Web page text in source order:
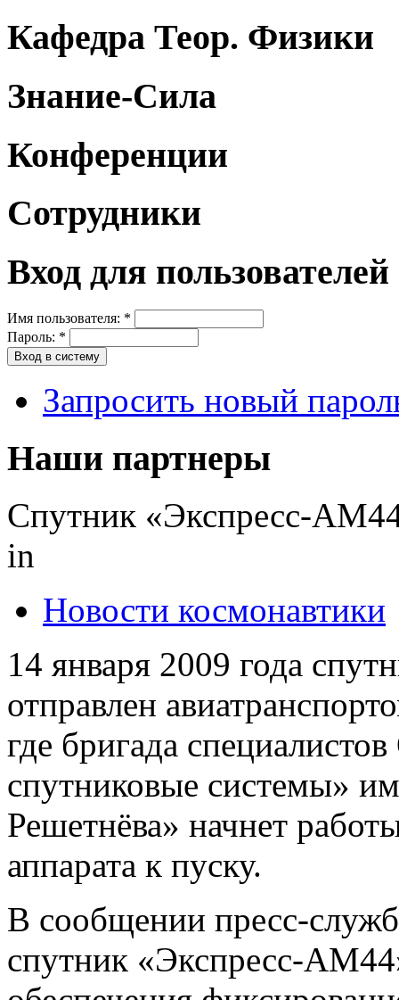
Кафедра Теор. Физики
Знание-Сила
Конференции
Сотрудники
Вход для пользователей
Имя пользователя: *
Пароль: *
Запросить новый
Наши партнеры
Спутник «Экспресс-
in
Новости космонавтики
14 января 2009 года
отправлен
где бригада
спутниковые системы»
Решетнёва» начнет
аппарата к пуску.
В сообщении пресс-
спутник «Экспресс-